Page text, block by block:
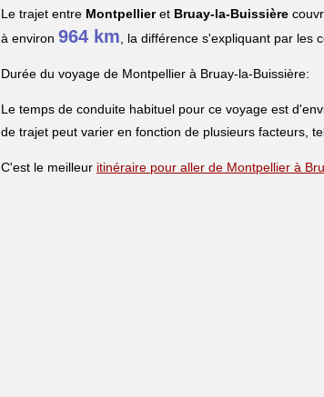
Le trajet entre Montpellieret Bruay-la-Buissière
à environ 964 km , la différence s'expliquant par les
Durée du voyage de Montpellier à Bruay-la-Buissière:
Le temps de conduite habituel pour ce voyage est
de trajet peut varier en fonction de plusieurs facteurs,
C'est le meilleur itinéraire pour aller de Montpellier à